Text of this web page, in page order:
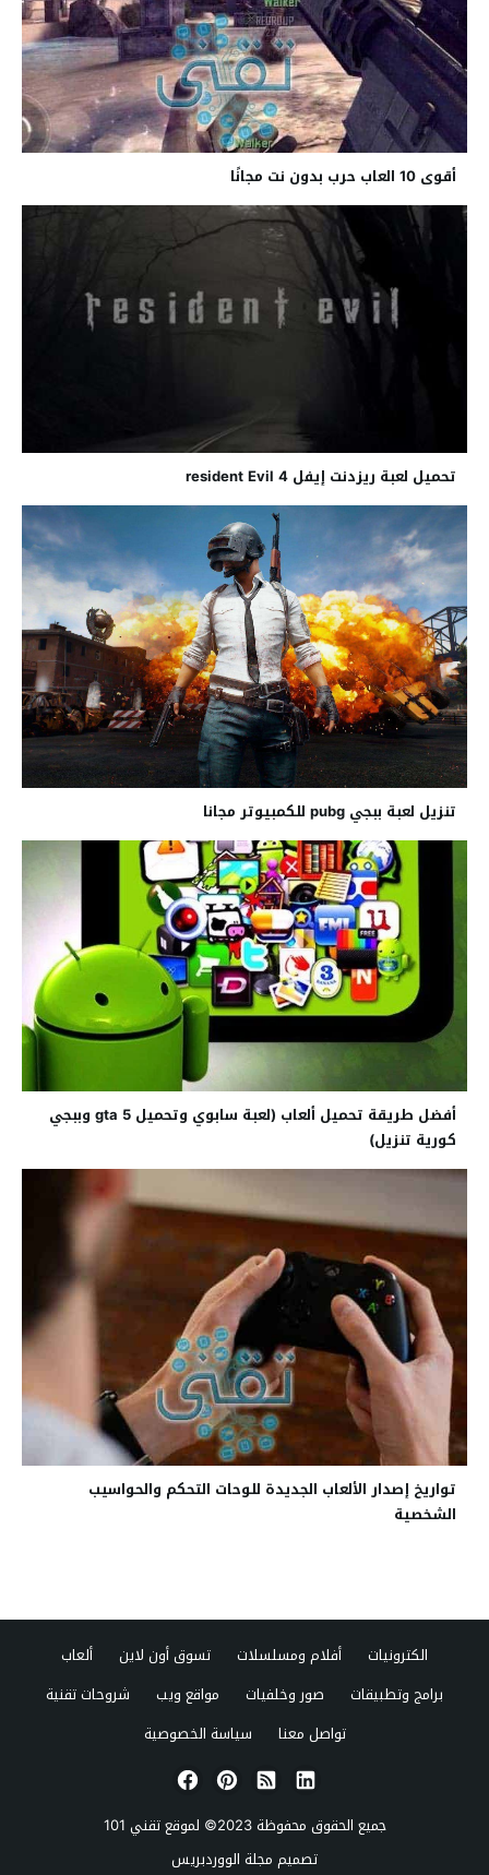
أقوى 10 العاب حرب بدون نت مجانًا
تحميل لعبة ريزدنت إيفل resident Evil 4
تنزيل لعبة ببجي pubg للكمبيوتر مجانا
أفضل طريقة تحميل ألعاب (لعبة سابوي وتحميل gta 5 وببجي
كورية تنزيل)
تواريخ إصدار الألعاب الجديدة للوحات التحكم والحواسيب
الشخصية
الكترونيات أفلام ومسلسلات تسوق أون لاين
ألعاب
برامج وتطبيقات
صور وخلفيات مواقع ويب
شروحات تقنية
تواصل معنا
سياسة الخصوصية
جميع الحقوق محفوظة 2023© لموقع
تقني 101
تصميم مجلة الووردبريس